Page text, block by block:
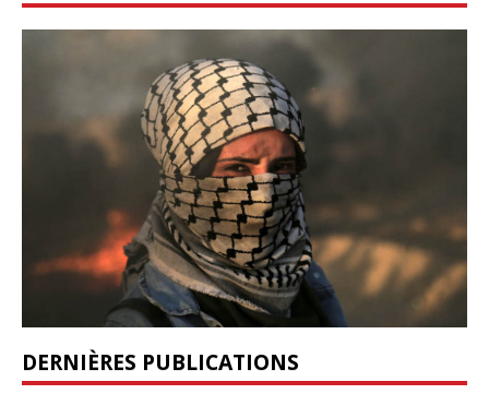
DERNIÈRES PUBLICATIONS